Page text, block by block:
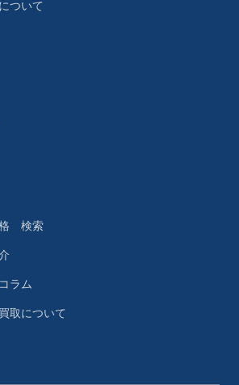
ついて
格 検索
ラム
取について